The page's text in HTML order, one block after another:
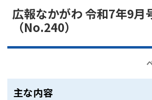
広報なかがわ 令和7年9月
（No.240）
主な内容